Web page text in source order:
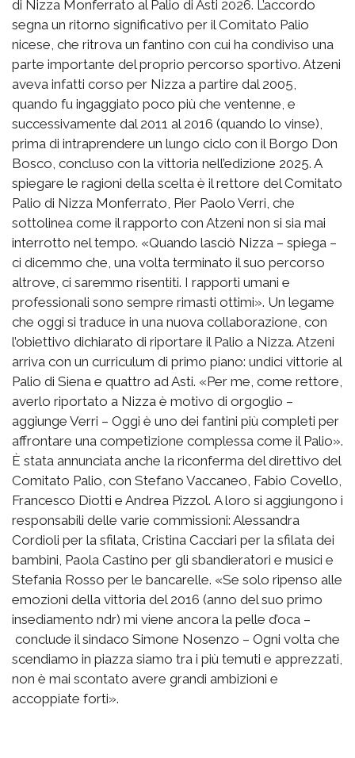
di Nizza Monferrato al Palio di Asti 2026. L’accordo
segna un ritorno significativo per il Comitato Palio
nicese, che ritrova un fantino con cui ha condiviso una
parte importante del proprio percorso sportivo. Atzeni
aveva infatti corso per Nizza a partire dal 2005,
quando fu ingaggiato poco più che ventenne, e
successivamente dal 2011 al 2016 (quando lo vinse),
prima di intraprendere un lungo ciclo con il Borgo Don
Bosco, concluso con la vittoria nell’edizione 2025. A
spiegare le ragioni della scelta è il rettore del Comitato
Palio di Nizza Monferrato, Pier Paolo Verri, che
sottolinea come il rapporto con Atzeni non si sia mai
interrotto nel tempo. «Quando lasciò Nizza – spiega –
ci dicemmo che, una volta terminato il suo percorso
altrove, ci saremmo risentiti. I rapporti umani e
professionali sono sempre rimasti ottimi». Un legame
che oggi si traduce in una nuova collaborazione, con
l’obiettivo dichiarato di riportare il Palio a Nizza. Atzeni
arriva con un curriculum di primo piano: undici vittorie al
Palio di Siena e quattro ad Asti. «Per me, come rettore,
averlo riportato a Nizza è motivo di orgoglio –
aggiunge Verri – Oggi è uno dei fantini più completi per
affrontare una competizione complessa come il Palio».
È stata annunciata anche la riconferma del direttivo del
Comitato Palio, con Stefano Vaccaneo, Fabio Covello,
Francesco Diotti e Andrea Pizzol. A loro si aggiungono i
responsabili delle varie commissioni: Alessandra
Cordioli per la sfilata, Cristina Cacciari per la sfilata dei
bambini, Paola Castino per gli sbandieratori e musici e
Stefania Rosso per le bancarelle. «Se solo ripenso alle
emozioni della vittoria del 2016 (anno del suo primo
insediamento ndr) mi viene ancora la pelle d’oca –
conclude il sindaco Simone Nosenzo – Ogni volta che
scendiamo in piazza siamo tra i più temuti e apprezzati,
non è mai scontato avere grandi ambizioni e
accoppiate forti».